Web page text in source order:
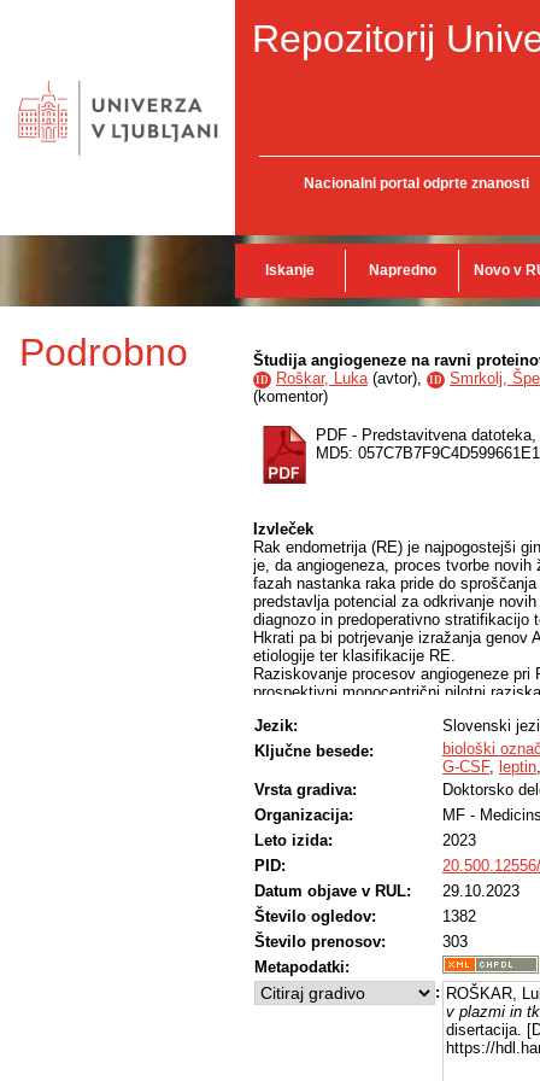
Repozitorij
Nacionalni portal odprte znanosti
Iskanje Napredno Novo v
Podrobno Študija angiogeneze na ravni
ID Roškar, Luka(avtor), ID
Smrkolj,
(komentor)
PDF - Predstavitvena datoteka,
MD5:
Izvleček
Rak endometrija (RE) je najpogostejši
je, da angiogeneza, proces tvorbe
fazah nastanka raka pride do
predstavlja potencial za odkrivanje
diagnozo in predoperativno
Hkrati pa bi potrjevanje izražanja genov
etiologije ter klasifikacije RE.
Raziskovanje procesov angiogeneze
prospektivni monocentrični pilotni
plazemske koncentracije 37 različnih
označevalcev raka endometrija.
tehnologijo visokozmogljive ELISE
pri pacientkah z RE v primerjavi z
leptina pa so bile pri pacientkah s RE
koncentracije nevropilina-1 so bile višje
pacientkami z RE ter kontrolno skupino
pacientkah z limfovaskularno invazijo,
pacientkah z metastazami.
V fazi validacije smo nato analizirali
111 z benigno ginekološko boleznijo. Z
koncentracije šestih, na podlagi pilotne
nevropilina-1 in G-CSF. Plazemske
pri kontrolnih pacientkah. Leptin je bil
tipa 2, zlasti pri slabo diferenciranem
pacientkah z RE, pri katerih je bila
pomembno višje. Zraven osnovnih
diagnostične modele, ki temeljijo na
Jezik:
Slovenski
Ključne besede:
biološki
G-CSF, leptin
Vrsta gradiva:
Doktorsko
Organizacija:
MF -
Leto izida:
2023
PID:
Datum objave v RUL:
29.10.2023
Število ogledov:
1382
Število prenosov:
303
Metapodatki:
: ROŠKAR,
v plazmi in
disertacija.
https://